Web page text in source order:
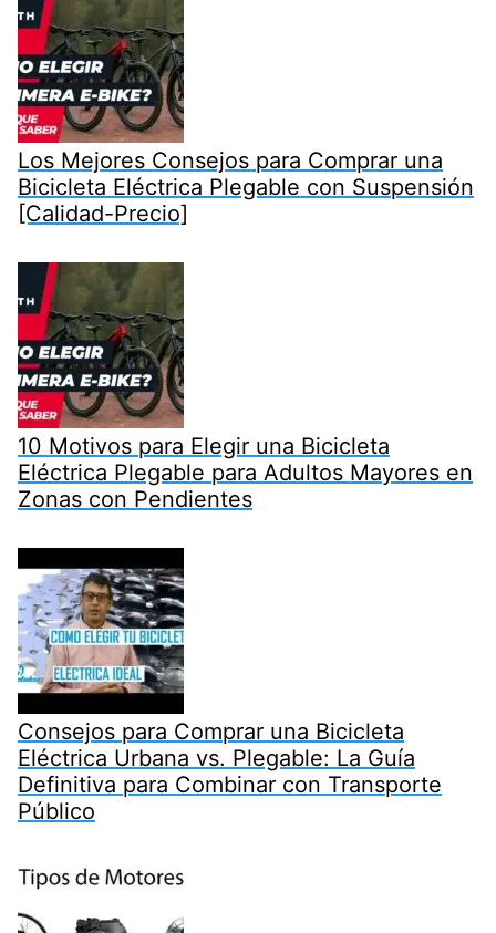
Los Mejores Consejos para Comprar una
Bicicleta Eléctrica Plegable con Suspensión
[Calidad-Precio]
10 Motivos para Elegir una Bicicleta
Eléctrica Plegable para Adultos Mayores en
Zonas con Pendientes
Consejos para Comprar una Bicicleta
Eléctrica Urbana vs. Plegable: La Guía
Definitiva para Combinar con Transporte
Público